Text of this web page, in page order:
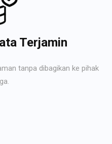
Terjamin
tanpa dibagikan ke pihak